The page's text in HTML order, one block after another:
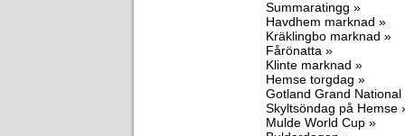
Summaratingg »
Havdhem marknad »
Kräklingbo marknad »
Fårönatta »
Klinte marknad »
Hemse torgdag »
Gotland Grand National
Skyltsöndag på Hemse
Mulde World Cup »